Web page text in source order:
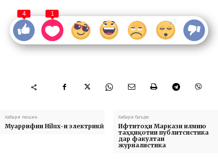
4 1
Хабари пешин
Муаррифии Hilux-и электрикӣ
Хабари баъди
Ифтитоҳи Маркази илмию
таҳқиқотии публитсистика
дар факултаи
журналистика